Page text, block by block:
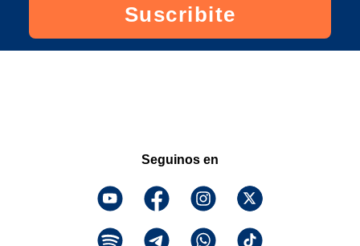
Suscribite
Seguinos en